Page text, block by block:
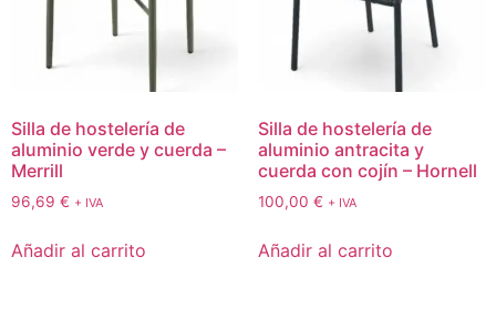
Silla de hostelería de
aluminio verde y cuerda –
Merrill
96,69 € + IVA
Añadir al carrito
Silla de hostelería de
aluminio antracita y
cuerda con cojín – Hornell
100,00 € + IVA
Añadir al carrito